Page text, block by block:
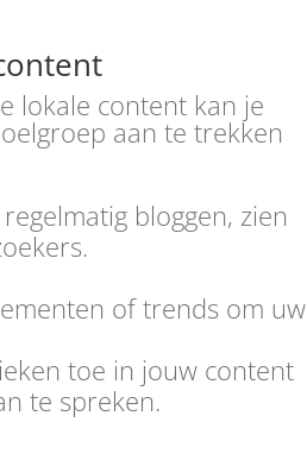
lokale content kan je
aan te trekken
bloggen, zien
of trends om uw
toe in jouw content
te spreken.